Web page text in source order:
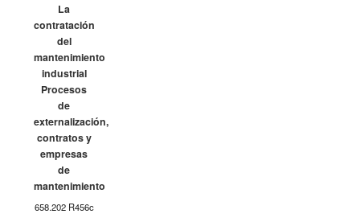
La
contratación
del
mantenimiento
industrial
Procesos
de
externalización,
contratos y
empresas
de
mantenimiento
658.202 R456c